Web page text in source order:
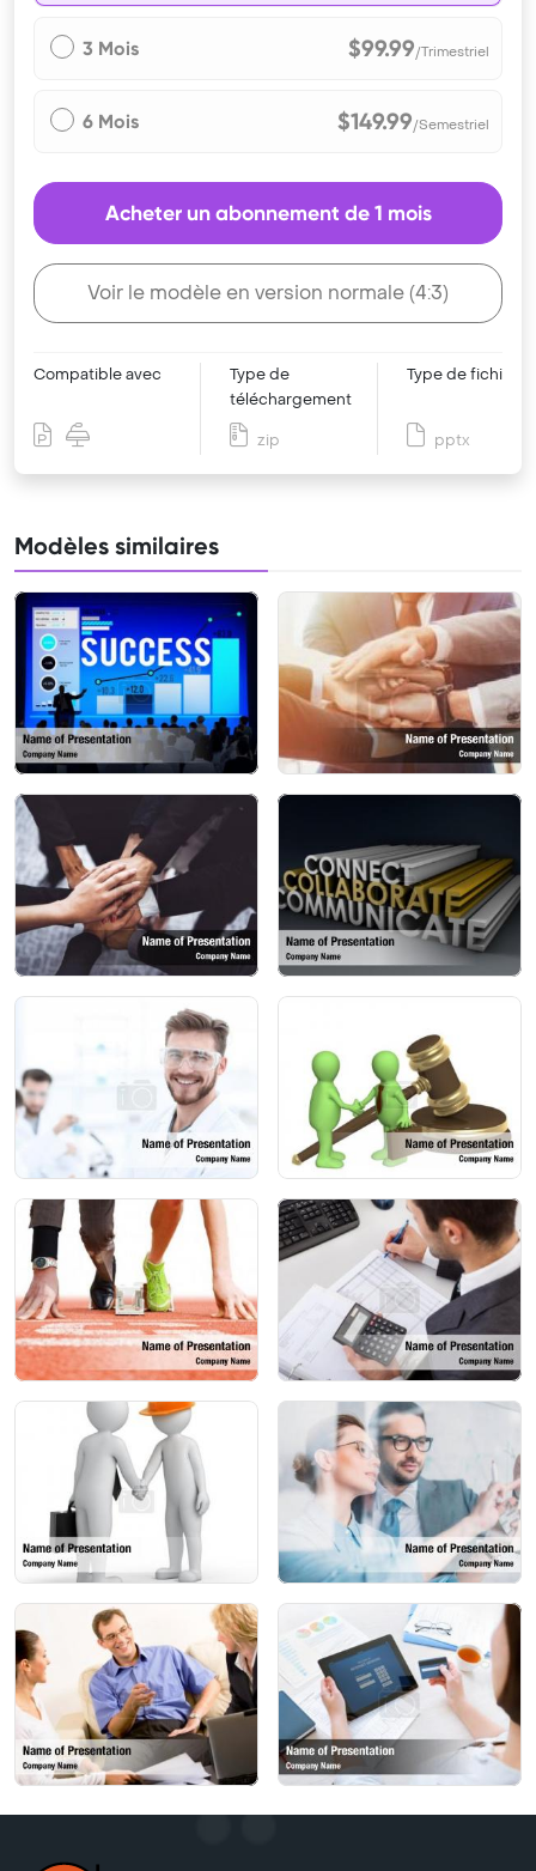
3 Mois $99.99/Trimestriel
6 Mois $149.99/Semestriel
Acheter un abonnement de 1 mois
Voir le modèle en version normale (4:3)
Compatible avec
Type de
téléchargement
zip
Type de fichier
pptx
Modèles similaires